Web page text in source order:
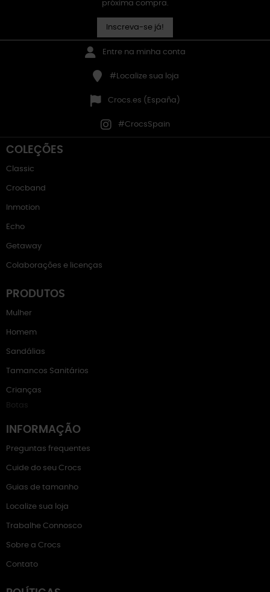
próxima compra.
Inscreva-se já!
Entre na minha conta
#Localize sua loja
Crocs.es (España)
#CrocsSpain
COLEÇÕES
Classic
Crocband
Inmotion
Echo
Getaway
Colaborações e licenças
PRODUTOS
Mulher
Homem
Sandálias
Tamancos Sanitários
Crianças
Botas
INFORMAÇÃO
Preguntas frequentes
Cuide do seu Crocs
Guias de tamanho
Localize sua loja
Trabalhe Connosco
Sobre a Crocs
Contato